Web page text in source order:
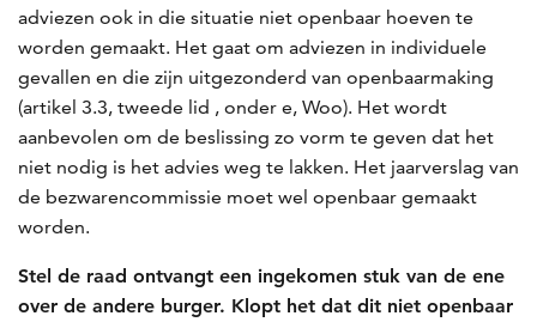
adviezen ook in die situatie niet openbaar hoeven te
worden gemaakt. Het gaat om adviezen in individuele
gevallen en die zijn uitgezonderd van openbaarmaking
(artikel 3.3, tweede lid , onder e, Woo). Het wordt
aanbevolen om de beslissing zo vorm te geven dat het
niet nodig is het advies weg te lakken. Het jaarverslag van
de bezwarencommissie moet wel openbaar gemaakt
worden.
Stel de raad ontvangt een ingekomen stuk van de ene
over de andere burger. Klopt het dat dit niet openbaar